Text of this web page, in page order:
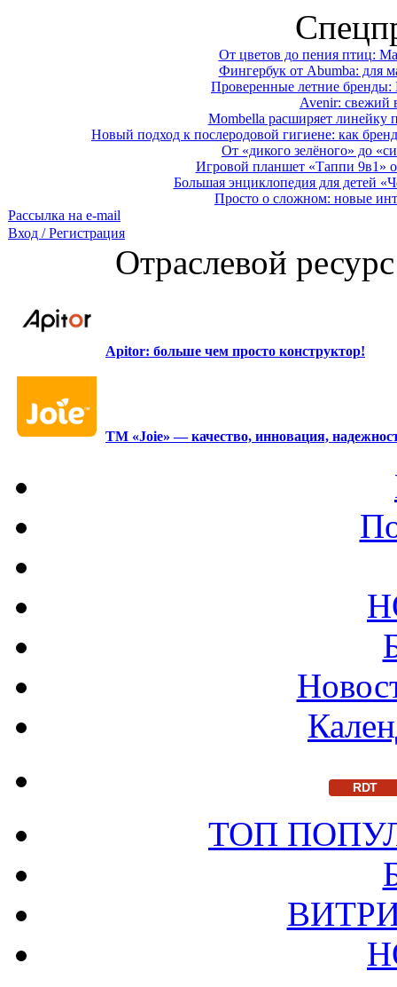
От цветов до пения птиц:
Фингербук от Abumba: для
Проверенные летние
Avenir: свежий
Mombella расширяет линейку
Новый подход к послеродовой гигиене: как
От «дикого зелёного» до
Игровой планшет «Таппи 9в1»
Большая энциклопедия для детей
Просто о сложном: новые
Рассылка на e-mail
Вход / Регистрация
Отраслевой
Apitor: больше чем просто конструктор!
ТМ «Joie» — качество, инновация,
RDT
ТОП